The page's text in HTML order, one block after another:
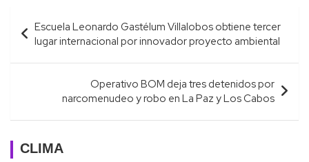
Navegación
de
entradas
Escuela Leonardo Gastélum Villalobos obtiene tercer
lugar internacional por innovador proyecto ambiental
Operativo BOM deja tres detenidos por
narcomenudeo y robo en La Paz y Los Cabos
CLIMA